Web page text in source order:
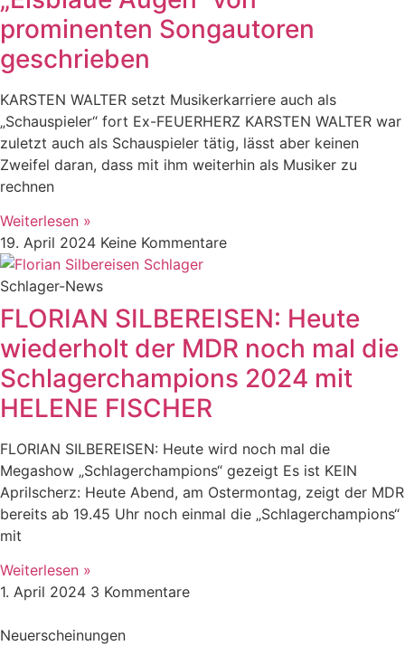
prominenten Songautoren
geschrieben
KARSTEN WALTER setzt Musikerkarriere auch als
„Schauspieler“ fort Ex-FEUERHERZ KARSTEN WALTER war
zuletzt auch als Schauspieler tätig, lässt aber keinen
Zweifel daran, dass mit ihm weiterhin als Musiker zu
rechnen
Weiterlesen »
19. April 2024 Keine Kommentare
Schlager-News
FLORIAN SILBEREISEN: Heute
wiederholt der MDR noch mal die
Schlagerchampions 2024 mit
HELENE FISCHER
FLORIAN SILBEREISEN: Heute wird noch mal die
Megashow „Schlagerchampions“ gezeigt Es ist KEIN
Aprilscherz: Heute Abend, am Ostermontag, zeigt der MDR
bereits ab 19.45 Uhr noch einmal die „Schlagerchampions“
mit
Weiterlesen »
1. April 2024 3 Kommentare
Neuerscheinungen